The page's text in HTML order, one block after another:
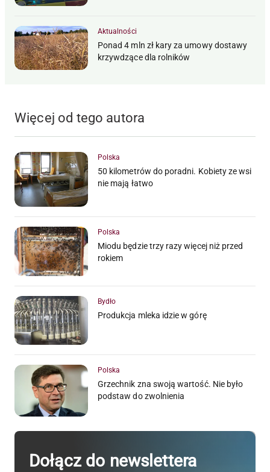
Aktualności
Ponad 4 mln zł kary za umowy dostawy
krzywdzące dla rolników
Więcej od tego autora
Polska
50 kilometrów do poradni. Kobiety ze wsi
nie mają łatwo
Polska
Miodu będzie trzy razy więcej niż przed
rokiem
Bydło
Produkcja mleka idzie w górę
Polska
Grzechnik zna swoją wartość. Nie było
podstaw do zwolnienia
Dołącz do newslettera